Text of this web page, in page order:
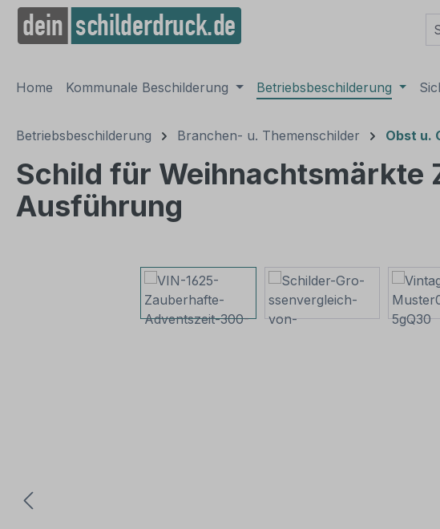
Zur Hauptnavigation springen
Home Kommunale Beschilderung Betriebsbeschilderung
Betriebsbeschilderung Branchen- u. Themenschilder Obst u.
Schild für Weihnachtsmärkte
Ausführung
Bildergalerie überspringen